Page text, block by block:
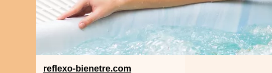
reflexo-bienetre.com